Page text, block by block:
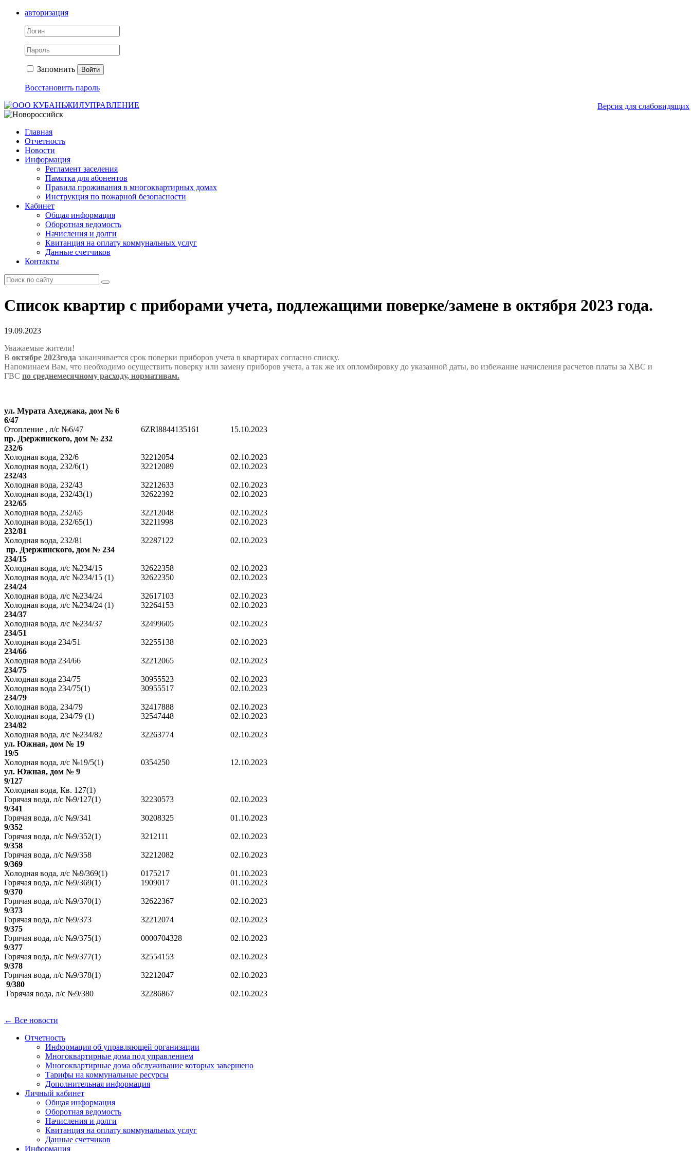
авторизация
Запомнить Войти
Восстановить пароль
Версия для слабовидящих
Главная
Отчетность
Новости
Информация
Регламент заселения
Памятка для абонентов
Правила проживания в многоквартирных домах
Инструкция по пожарной безопасности
Кабинет
Общая информация
Оборотная ведомость
Начисления и долги
Квитанция на оплату коммунальных услуг
Данные счетчиков
Контакты
Список квартир с приборами учета, подлежащими поверке/замене в октября 2023 года.
19.09.2023
Уважаемые жители!
В октябре 2023года заканчивается срок поверки приборов учета в квартирах согласно списку.
Напоминаем Вам, что необходимо осуществить поверку или замену приборов учета, а так же их опломбировку до указанной даты, во избежание начисления расчетов платы за ХВС и
ГВС по среднемесячному расходу, нормативам.
ул. Мурата Ахеджака, дом № 6
6/47
Отопление , л/с №6/47 6ZRI8844135161 15.10.2023
пр. Дзержинского, дом № 232
232/6
Холодная вода, 232/6
32212054
02.10.2023
Холодная вода, 232/6(1)
32212089
02.10.2023
232/43
Холодная вода, 232/43
32212633
02.10.2023
Холодная вода, 232/43(1)
32622392
02.10.2023
232/65
Холодная вода, 232/65
32212048
02.10.2023
Холодная вода, 232/65(1)
32211998
02.10.2023
232/81
Холодная вода, 232/81
32287122
02.10.2023
пр. Дзержинского, дом № 234
234/15
Холодная вода, л/с №234/15
32622358
02.10.2023
Холодная вода, л/с №234/15 (1)
32622350
02.10.2023
234/24
Холодная вода, л/с №234/24
32617103
02.10.2023
Холодная вода, л/с №234/24 (1)
32264153
02.10.2023
234/37
Холодная вода, л/с №234/37
32499605
02.10.2023
234/51
Холодная вода 234/51
32255138
02.10.2023
234/66
Холодная вода 234/66
32212065
02.10.2023
234/75
Холодная вода 234/75
30955523
02.10.2023
Холодная вода 234/75(1)
30955517
02.10.2023
234/79
Холодная вода, 234/79
32417888
02.10.2023
Холодная вода, 234/79 (1)
32547448
02.10.2023
234/82
Холодная вода, л/с №234/82
32263774
02.10.2023
ул. Южная, дом № 19
19/5
Холодная вода, л/с №19/5(1)
0354250
12.10.2023
ул. Южная, дом № 9
9/127
Холодная вода, Кв. 127(1)
Горячая вода, л/с №9/127(1)
32230573
02.10.2023
9/341
Горячая вода, л/с №9/341
30208325
01.10.2023
9/352
Горячая вода, л/с №9/352(1)
3212111
02.10.2023
9/358
Горячая вода, л/с №9/358
32212082
02.10.2023
9/369
Холодная вода, л/с №9/369(1)
0175217
01.10.2023
Горячая вода, л/с №9/369(1)
1909017
01.10.2023
9/370
Горячая вода, л/с №9/370(1)
32622367
02.10.2023
9/373
Горячая вода, л/с №9/373
32212074
02.10.2023
9/375
Горячая вода, л/с №9/375(1)
0000704328
02.10.2023
9/377
Горячая вода, л/с №9/377(1)
32554153
02.10.2023
9/378
Горячая вода, л/с №9/378(1)
32212047
02.10.2023
9/380
Горячая вода, л/с №9/380
32286867 02.10.2023
← Все новости
Отчетность
Информация об управляющей организации
Многоквартирные дома под управлением
Многоквартирные дома обслуживание которых завершено
Тарифы на коммунальные ресурсы
Дополнительная информация
Личный кабинет
Общая информация
Оборотная ведомость
Начисления и долги
Квитанция на оплату коммунальных услуг
Данные счетчиков
Информация